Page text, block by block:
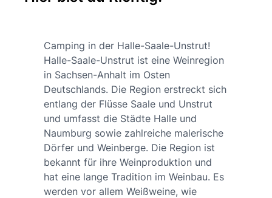
Camping in der Halle-Saale-Unstrut!
Halle-Saale-Unstrut ist eine Weinregion
in Sachsen-Anhalt im Osten
Deutschlands. Die Region erstreckt sich
entlang der Flüsse Saale und Unstrut
und umfasst die Städte Halle und
Naumburg sowie zahlreiche malerische
Dörfer und Weinberge. Die Region ist
bekannt für ihre Weinproduktion und
hat eine lange Tradition im Weinbau. Es
werden vor allem Weißweine, wie